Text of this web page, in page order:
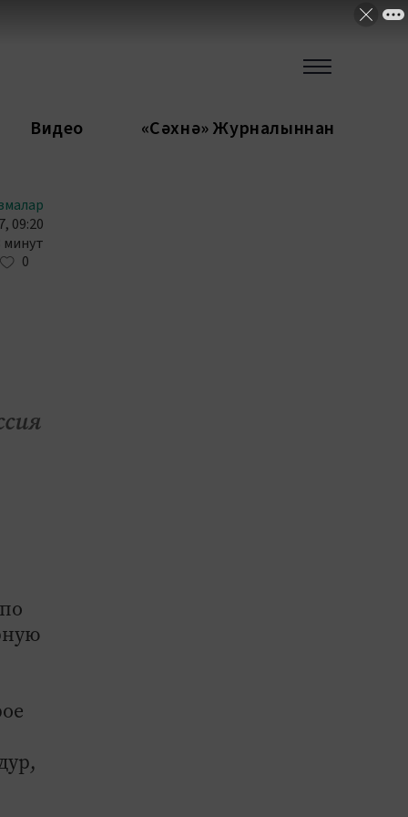
Видео «Сәхнә» Журналыннан
09:20
минут
0